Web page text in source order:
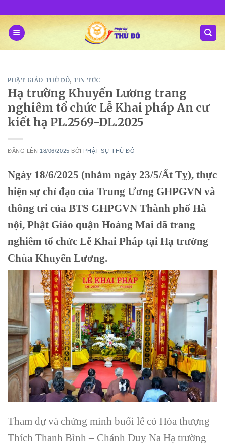
content
PHẬT GIÁO THỦ ĐÔ, TIN TỨC
Hạ trường Khuyến Lương trang
nghiêm tổ chức Lễ Khai pháp An cư
kiết hạ PL.2569-DL.2025
ĐĂNG LÊN 18/06/2025 BỞI PHẬT SỰ THỦ ĐÔ
Ngày 18/6/2025 (nhằm ngày 23/5/Ất Tỵ), thực
hiện sự chỉ đạo của Trung Ương GHPGVN và
thông tri của BTS GHPGVN Thành phố Hà
nội, Phật Giáo quận Hoàng Mai đã trang
nghiêm tổ chức Lễ Khai Pháp tại Hạ trường
Chùa Khuyến Lương.
Tham dự và chứng minh buổi lễ có Hòa thượng
Thích Thanh Bình – Chánh Duy Na Hạ trường